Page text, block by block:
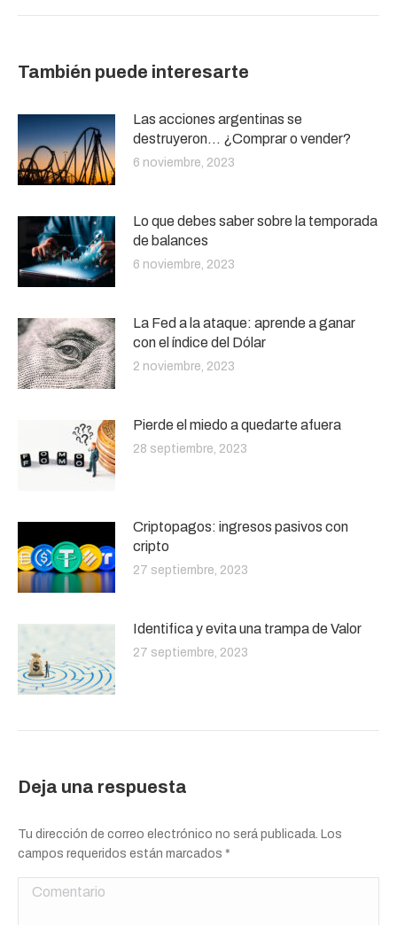
También puede interesarte
Las acciones argentinas se
destruyeron… ¿Comprar o vender?
6 noviembre, 2023
Lo que debes saber sobre la temporada
de balances
6 noviembre, 2023
La Fed a la ataque: aprende a ganar
con el índice del Dólar
2 noviembre, 2023
Pierde el miedo a quedarte afuera
28 septiembre, 2023
Criptopagos: ingresos pasivos con
cripto
27 septiembre, 2023
Identifica y evita una trampa de Valor
27 septiembre, 2023
Deja una respuesta
Tu dirección de correo electrónico no será publicada. Los
campos requeridos están marcados *
Comentario